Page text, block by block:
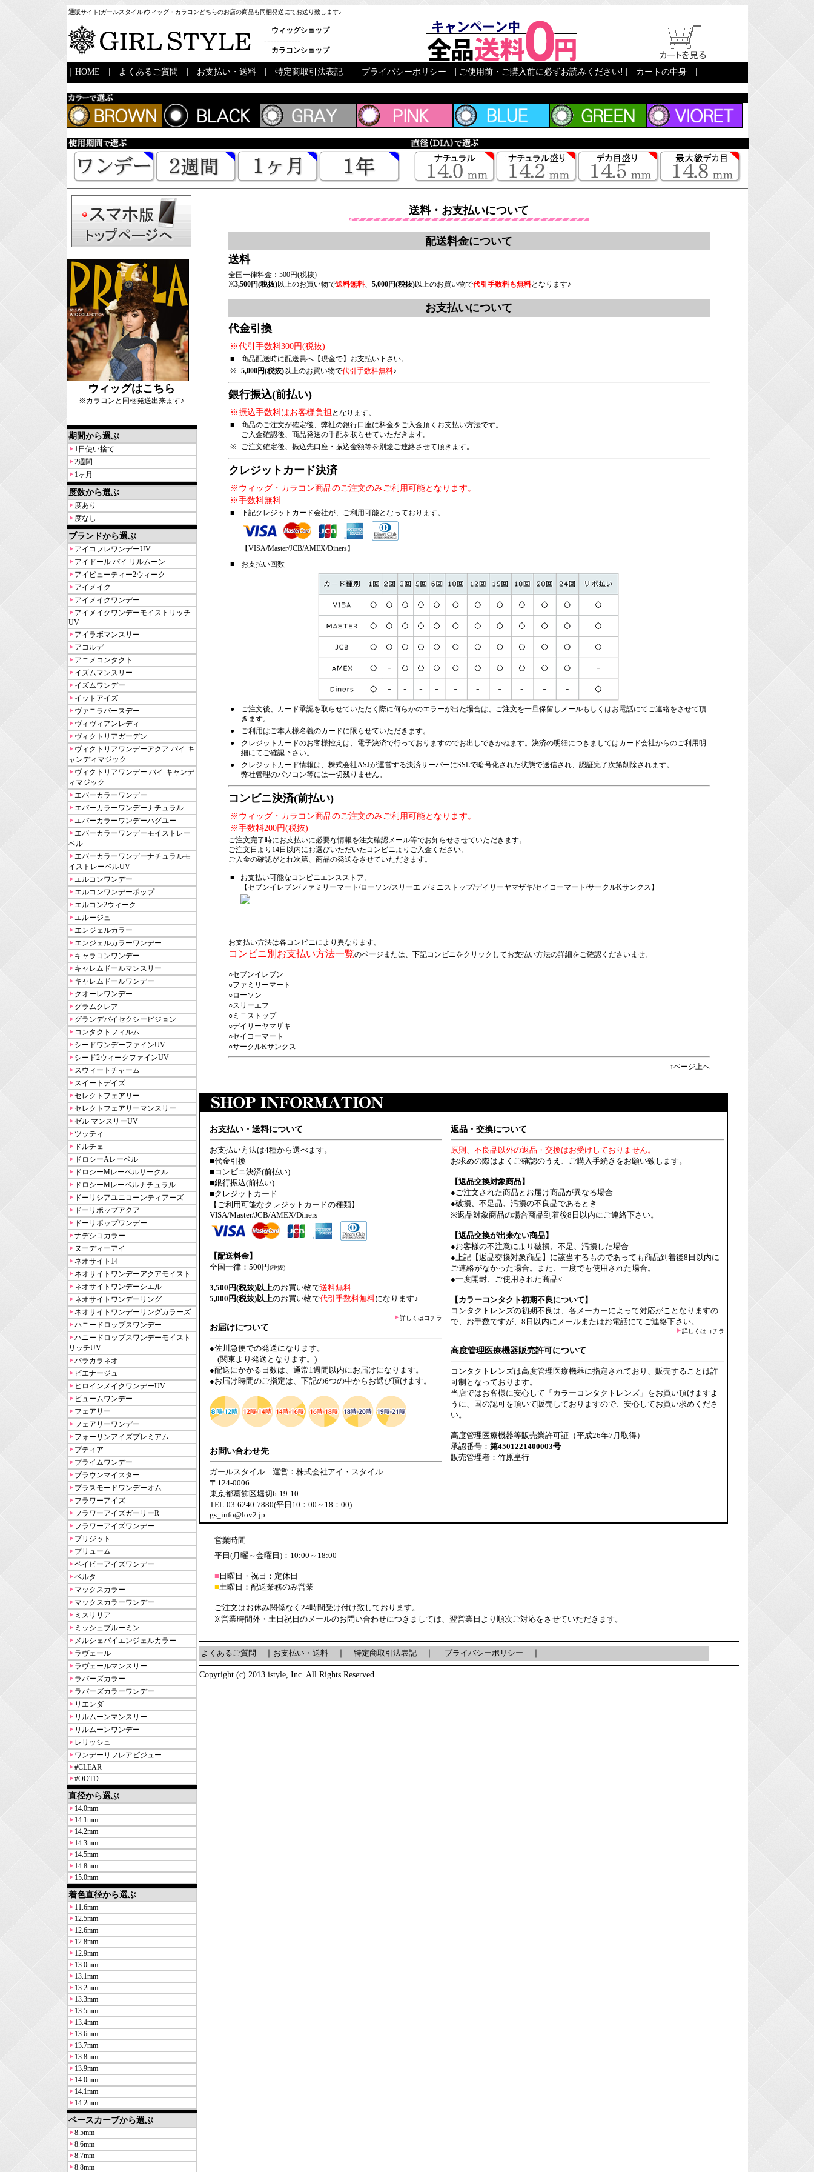
通販サイト(ガールスタイル)ウィッグ・カラコンどちらのお店の商品も同梱発送にてお送り致します♪
ウィッグショップ
------------
カラコンショップ
HOME よくあるご質問 お支払い・送料| 特定商取引法表記| プライバシーポリシー ご使用前・ご購入前に必ずお読みください! カートの中身|
ウィッグはこちら
※カラコンと同梱発送出来ます♪
期間から選ぶ
1日使い捨て
2週間
1ヶ月
度数から選ぶ
度あり
度なし
ブランドから選ぶ
アイコフレワンデーUV
アイドール バイ リルムーン
アイビューティー2ウィーク
アイメイク
アイメイクワンデー
アイメイクワンデーモイストリッチ
UV
アイラボマンスリー
アコルデ
アニメコンタクト
イズムマンスリー
イズムワンデー
イットアイズ
ヴァニラバースデー
ヴィヴィアンレディ
ヴィクトリアガーデン
ヴィクトリアワンデーアクア バイ キ
ャンディマジック
ヴィクトリアワンデー バイ キャンデ
ィマジック
エバーカラーワンデー
エバーカラーワンデーナチュラル
エバーカラーワンデーハグユー
エバーカラーワンデーモイストレー
ベル
エバーカラーワンデーナチュラルモ
イストレーベルUV
エルコンワンデー
エルコンワンデーポップ
エルコン2ウィーク
エルージュ
エンジェルカラー
エンジェルカラーワンデー
キャラコンワンデー
キャレムドールマンスリー
キャレムドールワンデー
クオーレワンデー
グラムクレア
グランデバイセクシービジョン
コンタクトフィルム
シードワンデーファインUV
シード2ウィークファインUV
スウィートチャーム
スイートデイズ
セレクトフェアリー
セレクトフェアリーマンスリー
ゼル マンスリーUV
ツッティ
ドルチェ
ドロシーAレーベル
ドロシーMレーベルサークル
ドロシーMレーベルナチュラル
ドーリシアユニコーンティアーズ
ドーリポップアクア
ドーリポップワンデー
ナデシコカラー
ヌーディーアイ
ネオサイト14
ネオサイトワンデーアクアモイスト
ネオサイトワンデーシエル
ネオサイトワンデーリング
ネオサイトワンデーリングカラーズ
ハニードロップスワンデー
ハニードロップスワンデーモイスト
リッチUV
パラカラネオ
ピエナージュ
ヒロインメイクワンデーUV
ビュームワンデー
フェアリー
フェアリーワンデー
フォーリンアイズプレミアム
プティア
プライムワンデー
ブラウンマイスター
プラスモードワンデーオム
フラワーアイズ
フラワーアイズガーリーR
フラワーアイズワンデー
ブリジット
プリューム
ベイビーアイズワンデー
ベルタ
マックスカラー
マックスカラーワンデー
ミスリリア
ミッシュブルーミン
メルシェバイエンジェルカラー
ラヴェール
ラヴェールマンスリー
ラバーズカラー
ラバーズカラーワンデー
リエンダ
リルムーンマンスリー
リルムーンワンデー
レリッシュ
ワンデーリフレアビジュー
#CLEAR
#OOTD
直径から選ぶ
14.0mm
14.1mm
14.2mm
14.3mm
14.5mm
14.8mm
15.0mm
着色直径から選ぶ
11.6mm
12.5mm
12.6mm
12.8mm
12.9mm
13.0mm
13.1mm
13.2mm
13.3mm
13.5mm
13.4mm
13.6mm
13.7mm
13.8mm
13.9mm
14.0mm
14.1mm
14.2mm
ベースカーブから選ぶ
8.5mm
8.6mm
8.7mm
8.8mm
送料・お支払いについて
配送料金について
送料
全国一律料金：500円(税抜)
※3,500円(税抜)以上のお買い物で送料無料、 5,000円(税抜)以上のお買い物で代引手数料も無料となります♪
お支払いについて
代金引換
※代引手数料300円(税抜)
■
商品配送時に配送員へ【現金で】お支払い下さい。
※
5,000円(税抜)以上のお買い物で代引手数料無料♪
銀行振込(前払い)
※振込手数料はお客様負担 となります。
■
商品のご注文が確定後、弊社の銀行口座に料金をご入金頂くお支払い方法です。
ご入金確認後、商品発送の手配を取らせていただきます。
※
ご注文確定後、振込先口座・振込金額等を別途ご連絡させて頂きます。
クレジットカード決済
※ウィッグ・カラコン商品のご注文のみご利用可能となります。
※手数料無料
■ 下記クレジットカード会社が、ご利用可能となっております。
【VISA/Master/JCB/AMEX/Diners】
■
お支払い回数
●
ご注文後、カード承認を取らせていただく際に何らかのエラーが出た場合は、ご注文を一旦保留しメールもしくはお電話にてご連絡をさせて頂
きます。
●
ご利用はご本人様名義のカードに限らせていただきます。
●
クレジットカードのお客様控えは、電子決済で行っておりますのでお出しできかねます。決済の明細につきましてはカード会社からのご利用明
細にてご確認下さい。
●
クレジットカード情報は、株式会社ASJが運営する決済サーバーにSSLで暗号化された状態で送信され、認証完了次第削除されます。
弊社管理のパソコン等には一切残りません。
コンビニ決済(前払い)
※ウィッグ・カラコン商品のご注文のみご利用可能となります。
※手数料200円(税抜)
ご注文完了時にお支払いに必要な情報を注文確認メール等でお知らせさせていただきます。
ご注文日より14日以内にお選びいただいたコンビニよりご入金ください。
ご入金の確認がとれ次第、商品の発送をさせていただきます。
■
お支払い可能なコンビニエンスストア。
【セブンイレブン/ファミリーマート/ローソン/スリーエフ/ミニストップ/デイリーヤマザキ/セイコーマート/サークルKサンクス】
お支払い方法は各コンビニにより異なります。
コンビニ別お支払い方法一覧のページまたは、下記コンビニをクリックしてお支払い方法の詳細をご確認くださいませ。
○セブンイレブン
○ファミリーマート
○ローソン
○スリーエフ
○ミニストップ
○デイリーヤマザキ
○セイコーマート
○サークルKサンクス
↑ページ上へ
お支払い・送料について
お支払い方法は4種から選べます。
■代金引換
■コンビニ決済(前払い)
■銀行振込(前払い)
■クレジットカード
【ご利用可能なクレジットカードの種類】
VISA/Master/JCB/AMEX/Diners
【配送料金】
全国一律：500円(税抜)
3,500円(税抜)以上のお買い物で送料無料
5,000円(税抜)以上のお買い物で代引手数料無料になります♪
詳しくはコチラ
お届けについて
●佐川急便での発送になります。
(関東より発送となります。)
●配送にかかる日数は、通常1週間以内にお届けになります。
●お届け時間のご指定は、下記の6つの中からお選び頂けます。
お問い合わせ先
ガールスタイル 運営：株式会社アイ・スタイル
〒124-0006
東京都葛飾区堀切6-19-10
TEL:03-6240-7880(平日10：00～18：00)
gs_info@lov2.jp
返品・交換について
原則、不良品以外の返品・交換はお受けしておりません。
お求めの際はよくご確認のうえ、ご購入手続きをお願い致します。
【返品交換対象商品】
●ご注文された商品とお届け商品が異なる場合
●破損、不足品、汚損の不良品であるとき
※返品対象商品の場合商品到着後8日以内にご連絡下さい。
【返品交換が出来ない商品】
●お客様の不注意により破損、不足、汚損した場合
●上記【返品交換対象商品】に該当するものであっても商品到着後8日以内に
ご連絡がなかった場合。また、一度でも使用された場合。
●一度開封、ご使用された商品<
【カラーコンタクト初期不良について】
コンタクトレンズの初期不良は、各メーカーによって対応がことなりますの
で、お手数ですが、8日以内にメールまたはお電話にてご連絡下さい。
詳しくはコチラ
高度管理医療機器販売許可について
コンタクトレンズは高度管理医療機器に指定されており、販売することは許
可制となっております。
当店ではお客様に安心して「カラーコンタクトレンズ」をお買い頂けますよ
うに、国の認可を頂いて販売しておりますので、安心してお買い求めくださ
い。
高度管理医療機器等販売業許可証（平成26年7月取得）
承認番号： 第4501221400003号
販売管理者：竹原皇行
営業時間
平日(月曜～金曜日)：10:00～18:00
■ 日曜日・祝日：定休日
■土曜日：配送業務のみ営業
ご注文はお休み関係なく24時間受け付け致しております。
※営業時間外・土日祝日のメールのお問い合わせにつきましては、翌営業日より順次ご対応をさせていただきます。
よくあるご質問 お支払い・送料｜ 特定商取引法表記｜ プライバシーポリシー
Copyright (c) 2013 istyle, Inc. All Rights Reserved.